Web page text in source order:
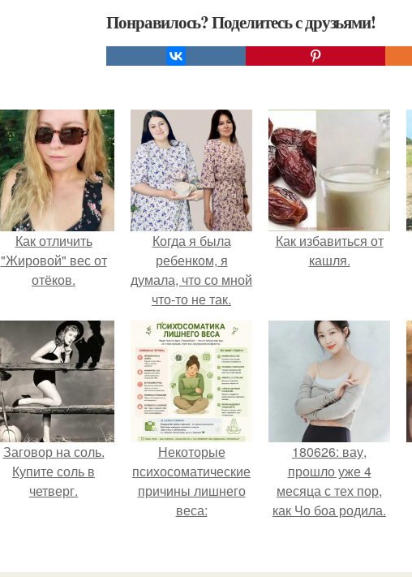
Понравилось? Поделитесь с друзьями!
Как отличить
"Жировой" вес от
отёков.
Когда я была
ребенком, я
думала, что со мной
что-то не так.
Как избавиться от
кашля.
Заговор на соль.
Купите соль в
четверг.
Некоторые
психосоматические
причины лишнего
веса:
180626: вау,
прошло уже 4
месяца с тех пор,
как Чо боа родила.